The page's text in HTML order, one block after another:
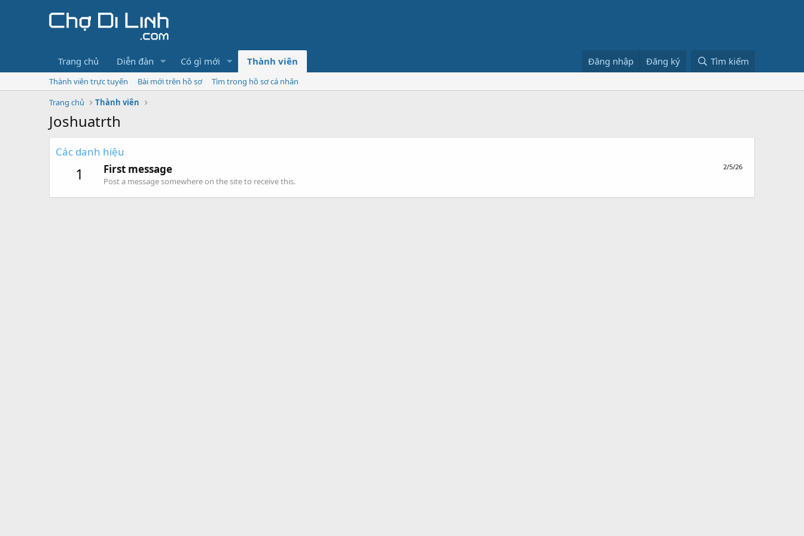
Trang chủ Diễn đàn Có gì mới Thành viên Đăng nhập Đăng ký Tìm kiếm
Thành viên trực tuyến Bài mới trên hồ sơ
Tìm trong hồ sơ cá nhân
Trang chủ
Thành viên
Joshuatrth
Các danh hiệu
1 2/5/26
First message
Post a message somewhere on the site to receive this.